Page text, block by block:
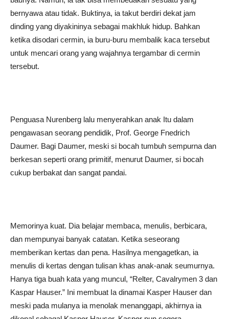
bernyawa atau tidak. Buktinya, ia takut berdiri dekat jam
dinding yang diyakininya sebagai makhluk hidup. Bahkan
ketika disodari cermin, ia buru-buru membalik kaca tersebut
untuk mencari orang yang wajahnya tergambar di cermin
tersebut.
Penguasa Nurenberg lalu menyerahkan anak Itu dalam
pengawasan seorang pendidik, Prof. George Fnedrich
Daumer. Bagi Daumer, meski si bocah tumbuh sempurna dan
berkesan seperti orang primitif, menurut Daumer, si bocah
cukup berbakat dan sangat pandai.
Memorinya kuat. Dia belajar membaca, menulis, berbicara,
dan mempunyai banyak catatan. Ketika seseorang
memberikan kertas dan pena. Hasilnya mengagetkan, ia
menulis di kertas dengan tulisan khas anak-anak seumurnya.
Hanya tiga buah kata yang muncul, “Relter, Cavalrymen 3 dan
Kaspar Hauser.” Ini membuat Ia dinamai Kasper Hauser dan
meski pada mulanya ia menolak menanggapi, akhirnya ia